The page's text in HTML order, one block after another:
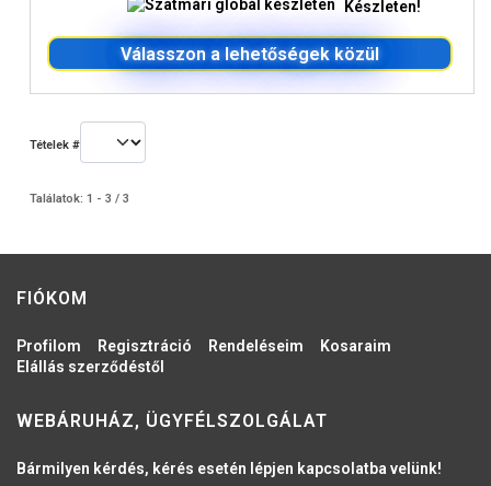
Készleten!
Válasszon a lehetőségek közül
Tételek #
Találatok: 1 - 3 / 3
FIÓKOM
Profilom Regisztráció Rendeléseim
Kosaraim
Elállás szerződéstől
WEBÁRUHÁZ, ÜGYFÉLSZOLGÁLAT
Bármilyen kérdés, kérés esetén lépjen kapcsolatba velünk!